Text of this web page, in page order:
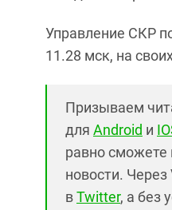
Управление СКР
11.28 мск, на
Призываем
для Android и
равно
новости.
вTwitter, а без